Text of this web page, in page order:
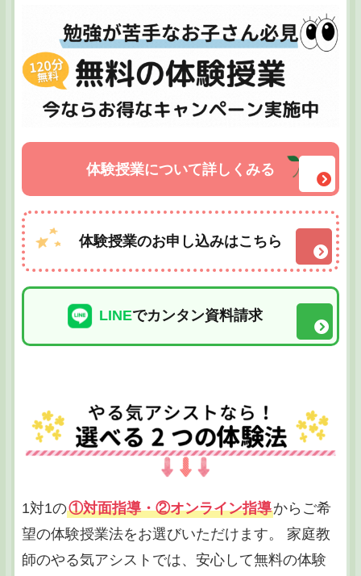
体験授業について詳しくみる
体験授業のお申し込みはこちら
LINEでカンタン資料請求
1対1の①対面指導・②オンライン指導からご希
望の体験授業法をお選びいただけます。 家庭教
師のやる気アシストでは、安心して無料の体験